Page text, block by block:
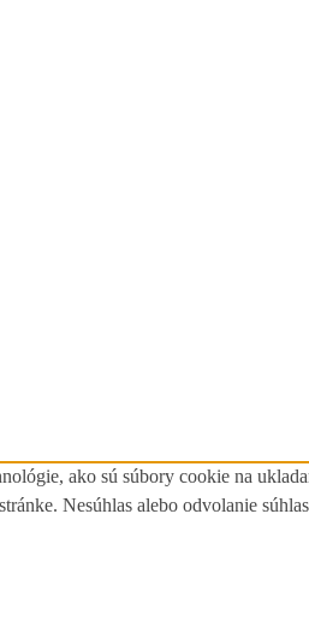
ako sú súbory cookie na
Nesúhlas alebo odvolanie